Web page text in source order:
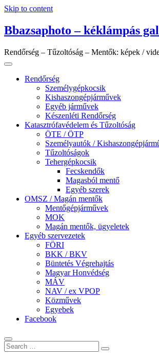
Skip to content
Bbazsaphoto – kéklámpás
Rendőrség – Tűzoltóság – Mentők: képek /
Rendőrség
Személygépkocsik
Kishaszongépjárművek
Egyéb járművek
Készenléti Rendőrség
Katasztrófavédelem és Tűzoltóság
ÖTE / ÖTP
Személyautók /
Tűzoltóságok
Tehergépkocsik
Fecskendők
Magasból mentő
Egyéb szerek
OMSZ / Magán mentők
Mentőgépjárművek
MOK
Magán mentők, ügyeletek
Egyéb szervezetek
FÖRI
BKK / BKV
Büntetés Végrehajtás
Magyar Honvédség
MÁV
NAV / ex VPOP
Közművek
Egyebek
Facebook